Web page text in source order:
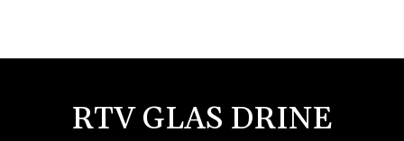
RTV GLAS DRINE